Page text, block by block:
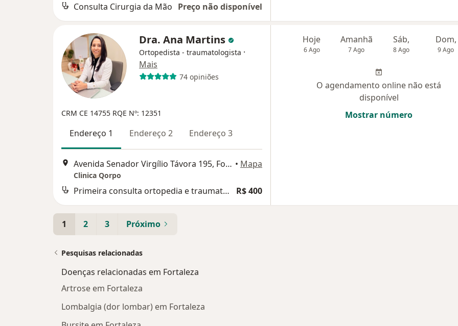
Consulta Cirurgia da Mão Preço não disponível
Dra. Ana Martins
Ortopedista - traumatologista ·
Mais
74 opiniões
CRM CE 14755 RQE Nº: 12351
Endereço 1 Endereço 2 Endereço 3
Avenida Senador Virgílio Távora 195, Fortaleza • Mapa
Clinica Qorpo
Primeira consulta ortopedia e traumatologia R$ 400
Hoje
6 Ago
Amanhã
7 Ago
Sáb,
8 Ago
Dom,
9 Ago
O agendamento online não está
disponível
Mostrar número
1 2 3 Próximo
Pesquisas relacionadas
Doenças relacionadas em Fortaleza
Artrose em Fortaleza
Lombalgia (dor lombar) em Fortaleza